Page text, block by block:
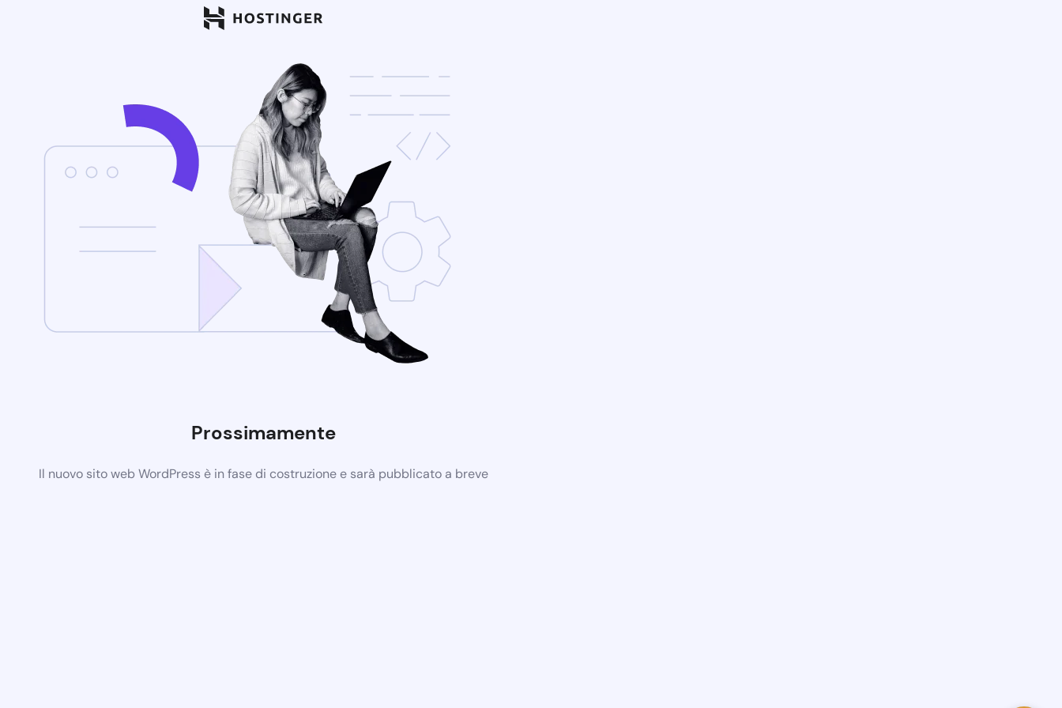
Prossimamente
Il nuovo sito web WordPress è in fase di costruzione e sarà pubblicato a breve